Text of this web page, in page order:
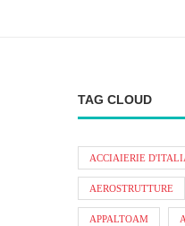
TAG CLOUD
ACCIAIERIE
AEROSTRUTTURE
APPALTOAM